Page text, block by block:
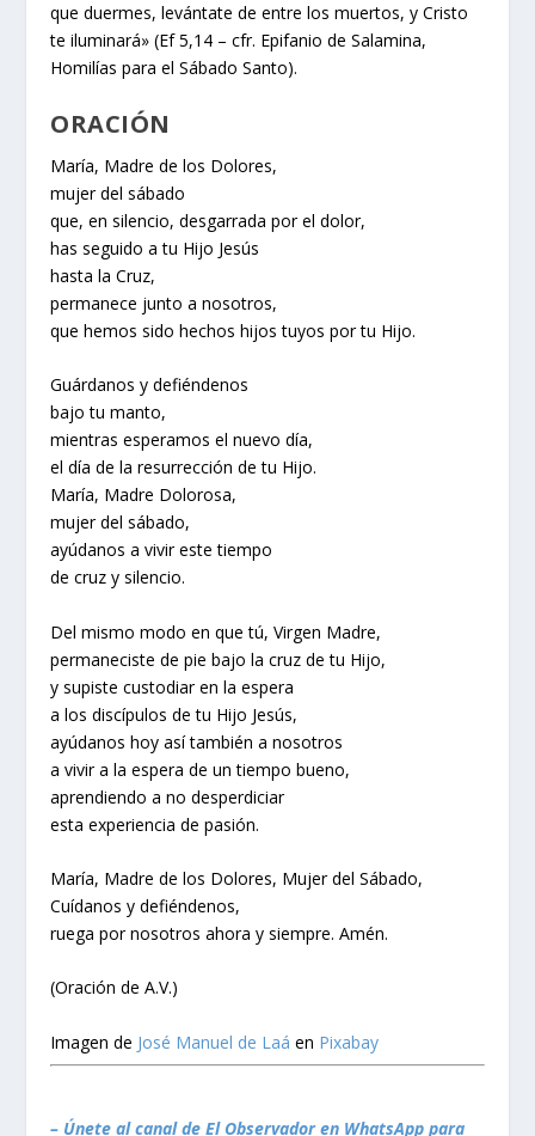
que duermes, levántate de entre los muertos, y Cristo
te iluminará» (Ef 5,14 – cfr. Epifanio de Salamina,
Homilías para el Sábado Santo).
ORACIÓN
María, Madre de los Dolores,
mujer del sábado
que, en silencio, desgarrada por el dolor,
has seguido a tu Hijo Jesús
hasta la Cruz,
permanece junto a nosotros,
que hemos sido hechos hijos tuyos por tu Hijo.
Guárdanos y defiéndenos
bajo tu manto,
mientras esperamos el nuevo día,
el día de la resurrección de tu Hijo.
María, Madre Dolorosa,
mujer del sábado,
ayúdanos a vivir este tiempo
de cruz y silencio.
Del mismo modo en que tú, Virgen Madre,
permaneciste de pie bajo la cruz de tu Hijo,
y supiste custodiar en la espera
a los discípulos de tu Hijo Jesús,
ayúdanos hoy así también a nosotros
a vivir a la espera de un tiempo bueno,
aprendiendo a no desperdiciar
esta experiencia de pasión.
María, Madre de los Dolores, Mujer del Sábado,
Cuídanos y defiéndenos,
ruega por nosotros ahora y siempre. Amén.
(Oración de A.V.)
Imagen de José Manuel de Laá en Pixabay
– Únete al canal de El Observador en WhatsApp para